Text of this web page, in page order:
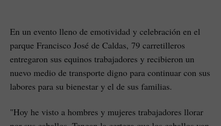
En un evento lleno de emotividad y celebración en el
parque Francisco José de Caldas, 79 carretilleros
entregaron sus equinos trabajadores y recibieron un
nuevo medio de transporte digno para continuar con sus
labores para su bienestar y el de sus familias.
"Hoy he visto a hombres y mujeres trabajadores llorar